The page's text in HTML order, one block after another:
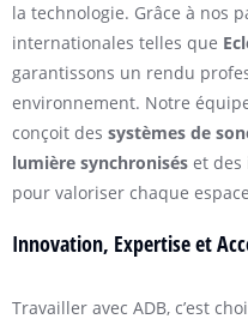
la technologie. Grâce à nos
internationales telles que
garantissons un rendu
environnement. Notre
conçoit des systèmes de
lumière synchronisés et des
pour valoriser chaque
Innovation, Expertise et
Travailler avec ADB, c’est